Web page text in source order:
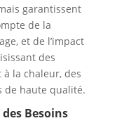
garantissent
de la
et de l’impact
des
la chaleur, des
de haute qualité.
Besoins